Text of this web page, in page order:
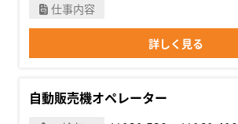
仕事内容
詳しく見る
自動販売機オペレーター